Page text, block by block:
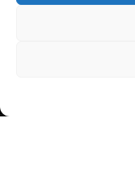
Ats. sąsk.: